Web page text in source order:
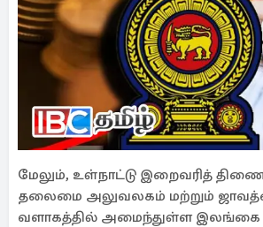
மேலும், உள்நாட்டு இறைவரித்
தலைமை அலுவலகம் மற்றும்
வளாகத்தில் அமைந்துள்ள இலங்கை